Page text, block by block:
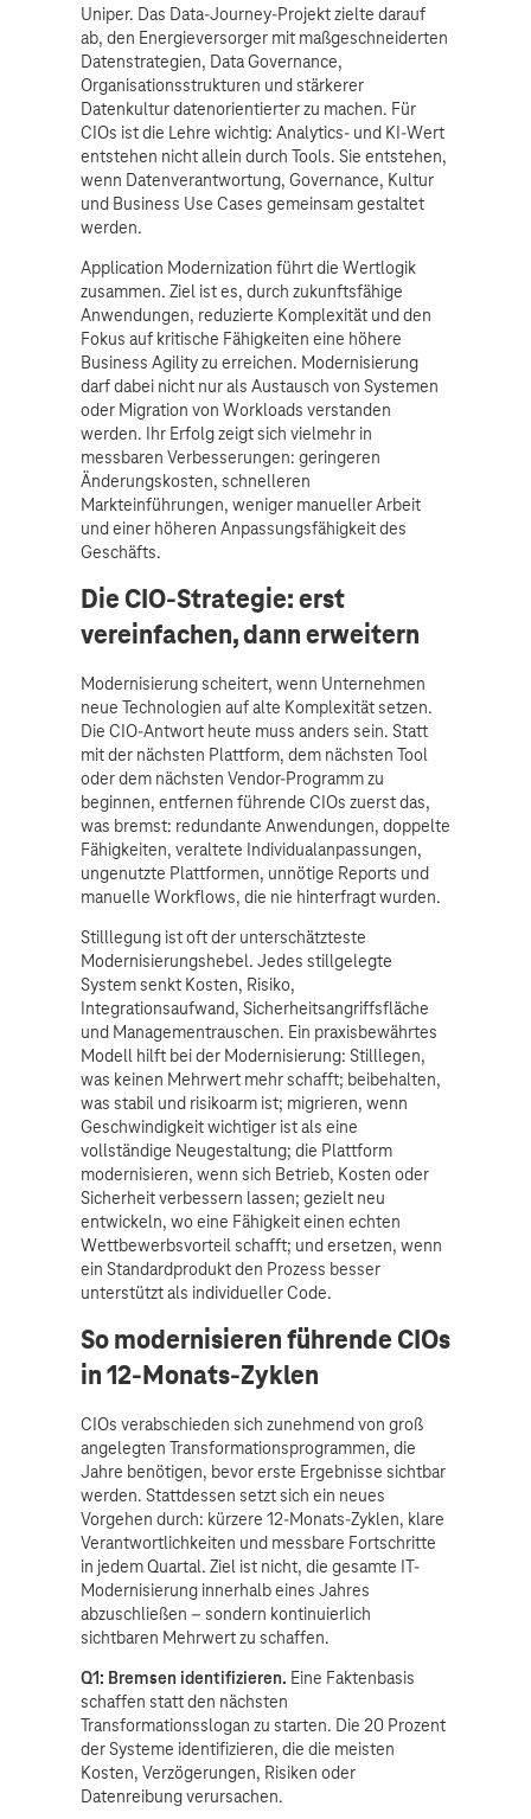
Uniper. Das Data-Journey-Projekt zielte darauf
ab, den Energieversorger mit maßgeschneiderten
Datenstrategien, Data Governance,
Organisationsstrukturen und stärkerer
Datenkultur datenorientierter zu machen. Für
CIOs ist die Lehre wichtig: Analytics- und KI-Wert
entstehen nicht allein durch Tools. Sie entstehen,
wenn Datenverantwortung, Governance, Kultur
und Business Use Cases gemeinsam gestaltet
werden.
Application Modernization führt die Wertlogik
zusammen. Ziel ist es, durch zukunftsfähige
Anwendungen, reduzierte Komplexität und den
Fokus auf kritische Fähigkeiten eine höhere
Business Agility zu erreichen. Modernisierung
darf dabei nicht nur als Austausch von Systemen
oder Migration von Workloads verstanden
werden. Ihr Erfolg zeigt sich vielmehr in
messbaren Verbesserungen: geringeren
Änderungskosten, schnelleren
Markteinführungen, weniger manueller Arbeit
und einer höheren Anpassungsfähigkeit des
Geschäfts.
Die CIO-Strategie: erst
vereinfachen, dann erweitern
Modernisierung scheitert, wenn Unternehmen
neue Technologien auf alte Komplexität setzen.
Die CIO-Antwort heute muss anders sein. Statt
mit der nächsten Plattform, dem nächsten Tool
oder dem nächsten Vendor-Programm zu
beginnen, entfernen führende CIOs zuerst das,
was bremst: redundante Anwendungen, doppelte
Fähigkeiten, veraltete Individualanpassungen,
ungenutzte Plattformen, unnötige Reports und
manuelle Workflows, die nie hinterfragt wurden.
Stilllegung ist oft der unterschätzteste
Modernisierungshebel. Jedes stillgelegte
System senkt Kosten, Risiko,
Integrationsaufwand, Sicherheitsangriffsfläche
und Managementrauschen. Ein praxisbewährtes
Modell hilft bei der Modernisierung: Stilllegen,
was keinen Mehrwert mehr schafft; beibehalten,
was stabil und risikoarm ist; migrieren, wenn
Geschwindigkeit wichtiger ist als eine
vollständige Neugestaltung; die Plattform
modernisieren, wenn sich Betrieb, Kosten oder
Sicherheit verbessern lassen; gezielt neu
entwickeln, wo eine Fähigkeit einen echten
Wettbewerbsvorteil schafft; und ersetzen, wenn
ein Standardprodukt den Prozess besser
unterstützt als individueller Code.
So modernisieren führende CIOs
in 12-Monats-Zyklen
CIOs verabschieden sich zunehmend von groß
angelegten Transformationsprogrammen, die
Jahre benötigen, bevor erste Ergebnisse sichtbar
werden. Stattdessen setzt sich ein neues
Vorgehen durch: kürzere 12-Monats-Zyklen, klare
Verantwortlichkeiten und messbare Fortschritte
in jedem Quartal. Ziel ist nicht, die gesamte IT-
Modernisierung innerhalb eines Jahres
abzuschließen – sondern kontinuierlich
sichtbaren Mehrwert zu schaffen.
Q1: Bremsen identifizieren. Eine Faktenbasis
schaffen statt den nächsten
Transformationsslogan zu starten. Die 20 Prozent
der Systeme identifizieren, die die meisten
Kosten, Verzögerungen, Risiken oder
Datenreibung verursachen.